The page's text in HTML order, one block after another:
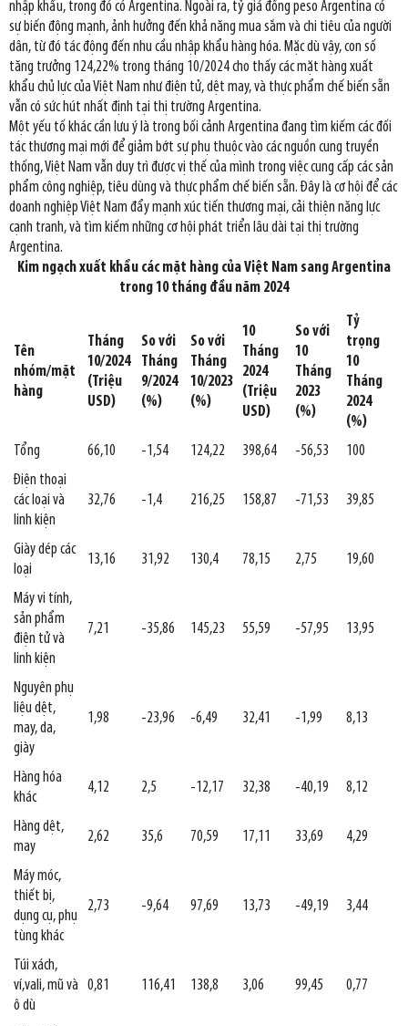
nhập khẩu, trong đó có Argentina. Ngoài ra, tỷ giá đồng peso Argentina có
sự biến động mạnh, ảnh hưởng đến khả năng mua sắm và chi tiêu của người
dân, từ đó tác động đến nhu cầu nhập khẩu hàng hóa. Mặc dù vậy, con số
tăng trưởng 124,22% trong tháng 10/2024 cho thấy các mặt hàng xuất
khẩu chủ lực của Việt Nam như điện tử, dệt may, và thực phẩm chế biến sẵn
vẫn có sức hút nhất định tại thị trường Argentina.
Một yếu tố khác cần lưu ý là trong bối cảnh Argentina đang tìm kiếm các đối
tác thương mại mới để giảm bớt sự phụ thuộc vào các nguồn cung truyền
thống, Việt Nam vẫn duy trì được vị thế của mình trong việc cung cấp các sản
phẩm công nghiệp, tiêu dùng và thực phẩm chế biến sẵn. Đây là cơ hội để các
doanh nghiệp Việt Nam đẩy mạnh xúc tiến thương mại, cải thiện năng lực
cạnh tranh, và tìm kiếm những cơ hội phát triển lâu dài tại thị trường
Argentina.
Kim ngạch xuất khẩu các mặt hàng của Việt Nam sangArgentina
trong10 tháng đầu năm 2024
Tên
nhóm/mặt
hàng
Tháng
10/2024
(Triệu
USD)
So với
Tháng
9/2024
(%)
So với
Tháng
10/2023
(%)
10
Tháng
2024
(Triệu
USD)
So với
10
Tháng
2023
(%)
Tỷ
trọng
10
Tháng
2024
(%)
Tổng
66,10 -1,54 124,22 398,64 -56,53
100
Điện thoại
các loại và
linh kiện
32,76 -1,4 216,25 158,87 -71,53 39,85
Giày dép các
loại
13,16 31,92 130,4 78,15 2,75 19,60
Máy vi tính,
sản phẩm
điện tử và
linh kiện
7,21 -35,86 145,23 55,59 -57,95 13,95
Nguyên phụ
liệu dệt,
may, da,
giày
1,98 -23,96 -6,49 32,41 -1,99 8,13
Hàng hóa
khác
4,12 2,5 -12,17 32,38 -40,19 8,12
Hàng dệt,
may
2,62 35,6 70,59 17,11 33,69 4,29
Máy móc,
thiết bị,
dụng cụ, phụ
tùng khác
2,73 -9,64 97,69 13,73 -49,19 3,44
Túi xách,
ví,vali, mũ và
ô dù
0,81 116,41 138,8 3,06 99,45 0,77